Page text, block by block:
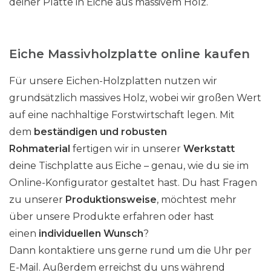
Eiche Massivholzplatte online kaufen
Für unsere Eichen-Holzplatten nutzen wir
grundsätzlich massives Holz, wobei wir großen Wert
auf eine nachhaltige Forstwirtschaft legen. Mit
dem beständigen und robusten
Rohmaterial fertigen wir in unserer Werkstatt
deine Tischplatte aus Eiche – genau, wie du sie im
Online-Konfigurator gestaltet hast. Du hast Fragen
zu unserer Produktionsweise, möchtest mehr
über unsere Produkte erfahren oder hast
einen individuellen Wunsch?
Dann kontaktiere uns gerne rund um die Uhr per
E-Mail. Außerdem erreichst du uns während